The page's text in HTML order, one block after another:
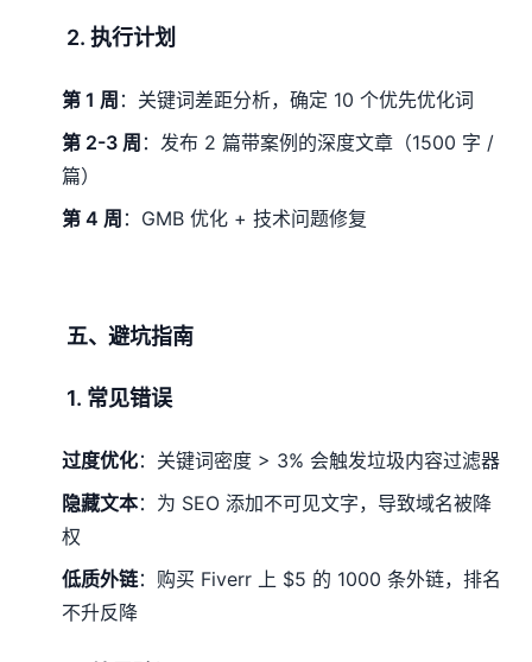
2. 执行计划
第 1 周 ：关键词差距分析，确定 10 个优先优化词
第 2-3 周 ：发布 2 篇带案例的深度文章（1500 字 /
篇）
第 4 周 ：GMB 优化 + 技术问题修复
五、避坑指南
1. 常见错误
过度优化：关键词密度 > 3% 会触发垃圾内容过滤器
隐藏文本：为 SEO 添加不可见文字，导致域名被降
权
低质外链：购买 Fiverr 上 $5 的 1000 条外链，排名
不升反降